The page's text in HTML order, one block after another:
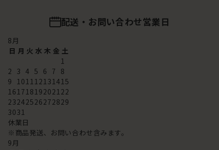
配送・お問い合わせ営業日
8月
日 月 火 水 木 金 土
1
2 3 4 5 6 7 8
9 101112131415
16171819202122
23242526272829
3031
休業日
※商品発送、お問い合わせ含みます。
9月